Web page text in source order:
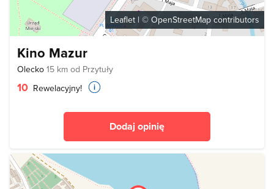
Leaflet | © OpenStreetMap contributors
Kino Mazur
Olecko 15 km od Przytuły
10 Rewelacyjny!
Dodaj opinię